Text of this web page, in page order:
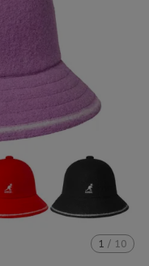
1 / 10